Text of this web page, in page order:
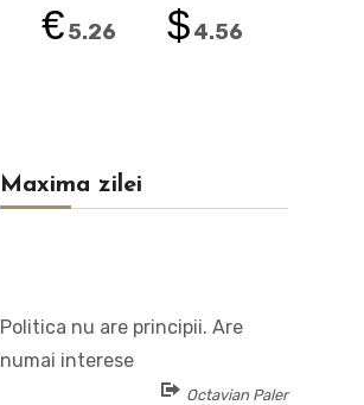
€5.26 $4.56
Maxima zilei
Politica nu are principii. Are
numai interese
Octavian Paler